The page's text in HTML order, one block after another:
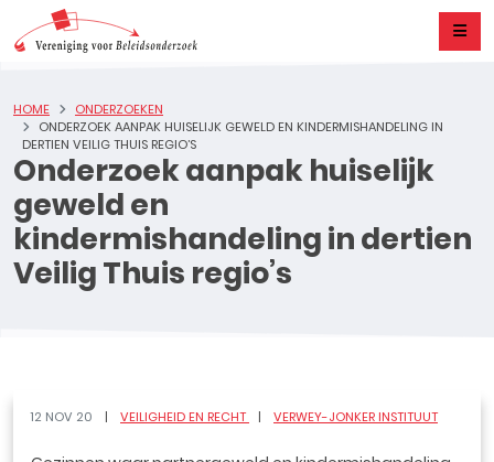
Onderzoek aanpak huiselijk
geweld en
kindermishandeling in dertien
Veilig Thuis regio’s
HOME
ONDERZOEKEN
ONDERZOEK AANPAK HUISELIJK GEWELD EN KINDERMISHANDELING IN
DERTIEN VEILIG THUIS REGIO’S
12 NOV 20 VEILIGHEID EN RECHT VERWEY-JONKER INSTITUUT